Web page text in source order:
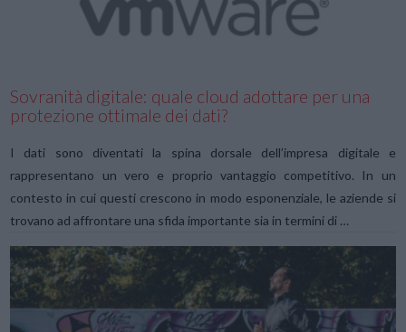
Sovranità digitale: quale cloud adottare per una
protezione ottimale dei dati?
I dati sono diventati la spina dorsale dell’impresa digitale e
rappresentano un vero e proprio vantaggio competitivo. In un
contesto in cui questi crescono in modo esponenziale, le aziende si
trovano ad affrontare una sfida importante sia in termini di …